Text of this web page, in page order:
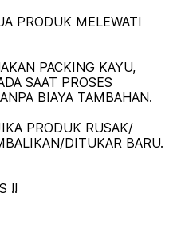
PRODUK MELEWATI
PACKING KAYU,
SAAT PROSES
BIAYA TAMBAHAN.
PRODUK RUSAK/
DITUKAR BARU.
!!